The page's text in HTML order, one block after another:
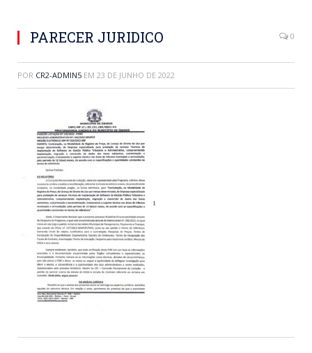
PARECER JURIDICO 0
POR CR2-ADMIN5 EM 23 DE JUNHO DE 2022